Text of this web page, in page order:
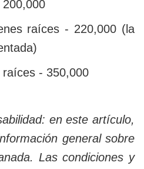
200,000
raíces - 220,000 (la
raíces - 350,000
en este artículo,
general sobre
Las condiciones y